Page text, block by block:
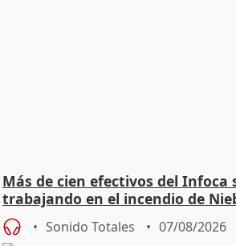
Más de cien efectivos del Infoca
trabajando en el incendio de
Sonido Totales 07/08/2026